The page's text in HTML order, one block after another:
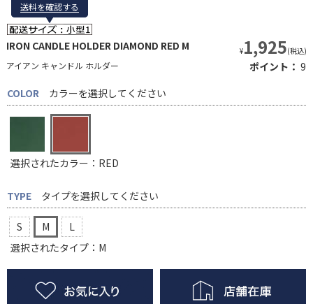
送料を確認する
送料を確認する
IRON CANDLE HOLDER DIAMOND RED M
アイアン キャンドル ホルダー
¥1,925(税込)
ポイント： 9
COLOR
カラーを選択してください
選択されたカラー：RED
TYPE タイプを選択してください
S M
L
選択されたタイプ：M